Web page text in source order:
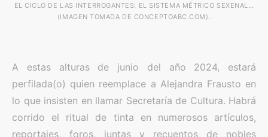
EL CICLO DE LAS INTERROGANTES: EL SISTEMA MÉTRICO SEXENAL…
(IMAGEN TOMADA DE CONCEPTOABC.COM).
A estas alturas de junio del año 2024, estará
perfilada(o) quien reemplace a Alejandra Frausto en
lo que insisten en llamar Secretaría de Cultura. Habrá
corrido el ritual de tinta en numerosos artículos,
reportajes, foros, juntas y recuentos de nobles